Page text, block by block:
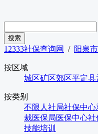
12333社保查询网 / 阳泉市
按区域
城区矿区郊区平定县
按类别
不限 人社局社保中心
裁医保局医保中心社
技能培训